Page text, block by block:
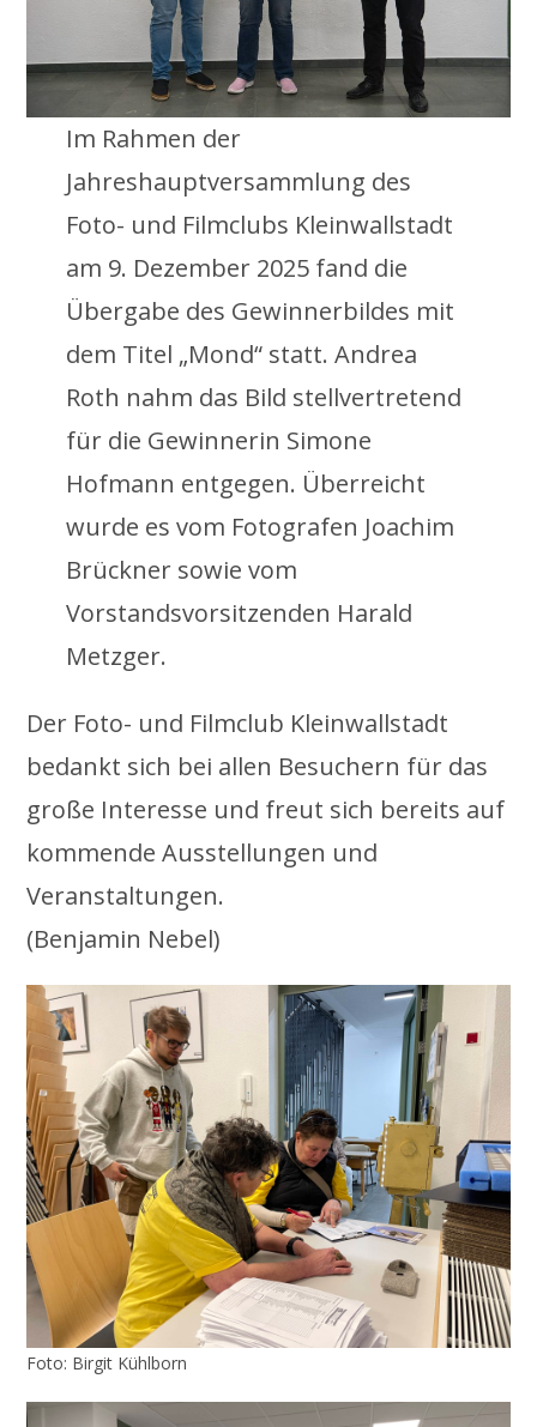
Im Rahmen der
Jahreshauptversammlung des
Foto- und Filmclubs Kleinwallstadt
am 9. Dezember 2025 fand die
Übergabe des Gewinnerbildes mit
dem Titel „Mond“ statt. Andrea
Roth nahm das Bild stellvertretend
für die Gewinnerin Simone
Hofmann entgegen. Überreicht
wurde es vom Fotografen Joachim
Brückner sowie vom
Vorstandsvorsitzenden Harald
Metzger.
Der Foto- und Filmclub Kleinwallstadt
bedankt sich bei allen Besuchern für das
große Interesse und freut sich bereits auf
kommende Ausstellungen und
Veranstaltungen.
(Benjamin Nebel)
Foto: Birgit Kühlborn